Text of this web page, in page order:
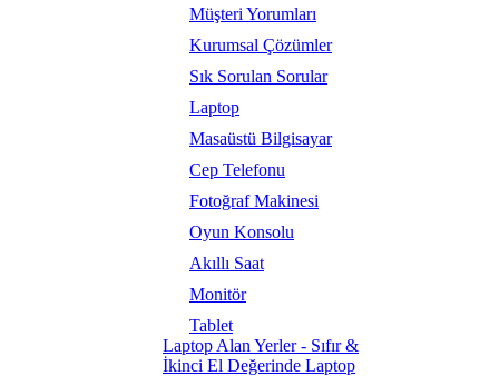
Müşteri Yorumları
Kurumsal Çözümler
Sık Sorulan Sorular
Laptop
Masaüstü Bilgisayar
Cep Telefonu
Fotoğraf Makinesi
Oyun Konsolu
Akıllı Saat
Monitör
Tablet
Laptop Alan Yerler - Sıfır &
İkinci El Değerinde Laptop